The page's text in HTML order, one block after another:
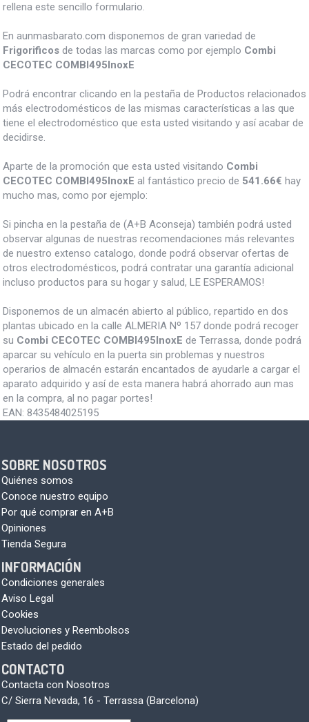
rellena este sencillo formulario.
En aunmasbarato.com disponemos de gran variedad de
Frigorificos de todas las marcas como por ejemplo Combi
CECOTEC COMBI495InoxE
Podrá encontrar clicando en la pestaña de Productos relacionados
más electrodomésticos de las mismas características a las que
tiene el electrodoméstico que esta usted visitando y así acabar de
decidirse.
Aparte de la promoción que esta usted visitando Combi
CECOTEC COMBI495InoxE al fantástico precio de 541.66€ hay
mucho mas, como por ejemplo:
Si pincha en la pestaña de (A+B Aconseja) también podrá usted
observar algunas de nuestras recomendaciones más relevantes
de nuestro extenso catalogo, donde podrá observar ofertas de
otros electrodomésticos, podrá contratar una garantía adicional
incluso productos para su hogar y salud, LE ESPERAMOS!
Disponemos de un almacén abierto al público, repartido en dos
plantas ubicado en la calle ALMERIA Nº 157 donde podrá recoger
su Combi CECOTEC COMBI495InoxE de Terrassa, donde podrá
aparcar su vehículo en la puerta sin problemas y nuestros
operarios de almacén estarán encantados de ayudarle a cargar el
aparato adquirido y así de esta manera habrá ahorrado aun mas
en la compra, al no pagar portes!
EAN: 8435484025195
SOBRE NOSOTROS
Quiénes somos
Conoce nuestro equipo
Por qué comprar en A+B
Opiniones
Tienda Segura
INFORMACIÓN
Condiciones generales
Aviso Legal
Cookies
Devoluciones y Reembolsos
Estado del pedido
CONTACTO
Contacta con Nosotros
C/ Sierra Nevada, 16 - Terrassa (Barcelona)